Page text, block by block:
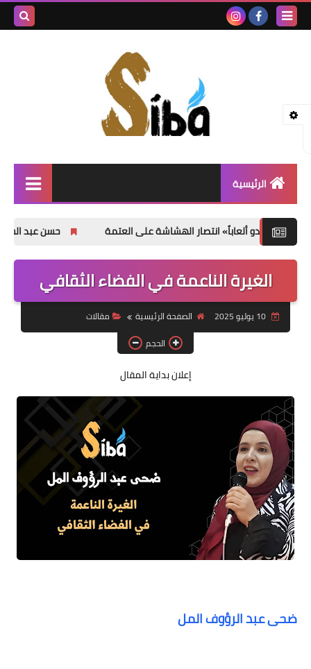
الرئيسية
نصوص
قصة قصيرة
قصة قصيرة جداً
دراسات
مقالات
حوارات
فنون
شخصيات
ذاكرة كوباني
انتصار الهشاشة على العتمة حسن عبد السلام محمد يوثق
الغيرة الناعمة في الفضاء الثقافي
10 يوليو 2025 الصفحة الرئيسية
مقالات
الحجم
إعلان بداية المقال
ضحى عبد الرؤوف المل